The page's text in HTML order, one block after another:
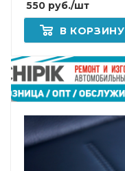
550 руб./шт
В КОРЗИНУ